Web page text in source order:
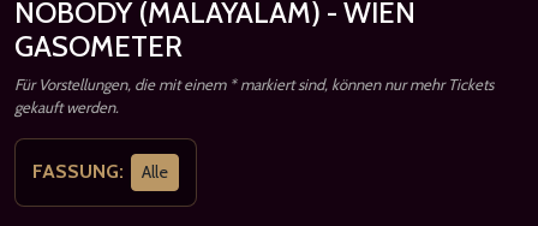
NOBODY (MALAYALAM) - WIEN
GASOMETER
Für Vorstellungen, die mit einem * markiert sind, können nur mehr Tickets
gekauft werden.
FASSUNG: Alle